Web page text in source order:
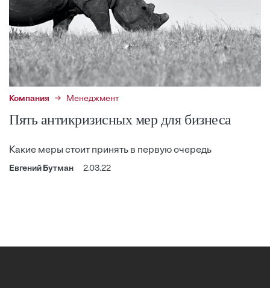
Компания Менеджмент
Пять антикризисных мер для бизнеса
Какие меры стоит принять в первую очередь
Евгений Бутман 2.03.22